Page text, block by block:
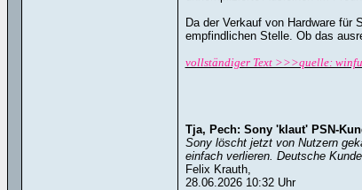
Da der Verkauf von Hardware für
empfindlichen Stelle. Ob das
vollständiger Text >>>quelle:
Tja, Pech: Sony 'klaut' PSN-
Sony löscht jetzt von Nutzern
einfach verlieren. Deutsche
Felix Krauth,
28.06.2026 10:32 Uhr